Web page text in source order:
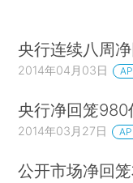
央行连续八周
2014年04月03日
央行净回笼
2014年03月27日
公开市场净回